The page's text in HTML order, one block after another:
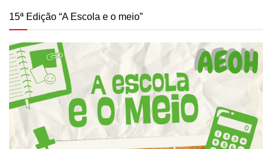
15ª Edição “A Escola e o meio”